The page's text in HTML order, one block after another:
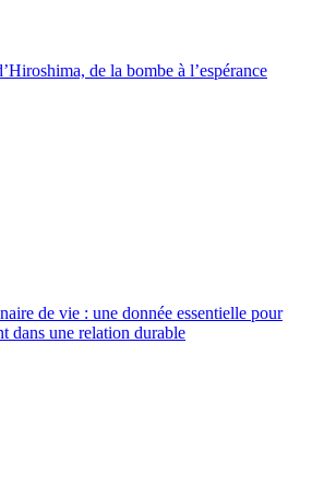
de la bombe à l’espérance
de vie : une donnée essentielle pour
dans une relation durable